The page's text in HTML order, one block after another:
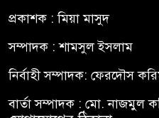
প্রকাশক : মিয়া মাসুদ
সম্পাদক : শামসুল ইসলাম
নির্বাহী সম্পাদক: ফেরদৌস
বার্তা সম্পাদক : মো. নাজমুল